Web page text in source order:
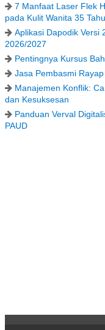
7 Manfaat Laser Flek
pada Kulit Wanita 35
Aplikasi Dapodik Versi
2026/2027
Pentingnya Kursus
Jasa Pembasmi
Manajemen Konflik:
dan Kesuksesan
Panduan Verval
PAUD